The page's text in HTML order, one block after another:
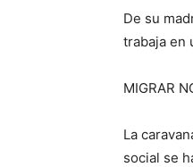
De su
trabaja en
MIGRAR
La
social se